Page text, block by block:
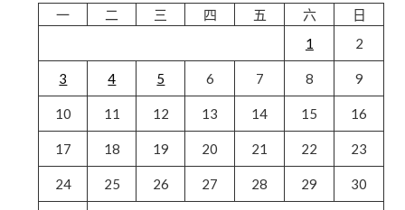
一 二 三 四 五 六
日
1
2
3 4 5 6 7 8 9
10 11 12 13 14 15 16
17 18 19 20 21 22 23
24 25 26 27 28 29 30